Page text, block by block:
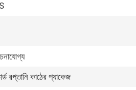
রপ্তানি কাঠের প্যাকেজ